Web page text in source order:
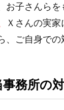
お子さんらを
Ｘさんの実
、ご自身での
事務所の